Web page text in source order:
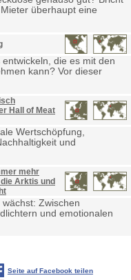
überhaupt eine
die es mit den
kann? Vor dieser
Hall of Meat
Wertschöpfung,
und
mehr
Arktis und
Zwischen
und emotionalen
Seite auf Facebook teilen